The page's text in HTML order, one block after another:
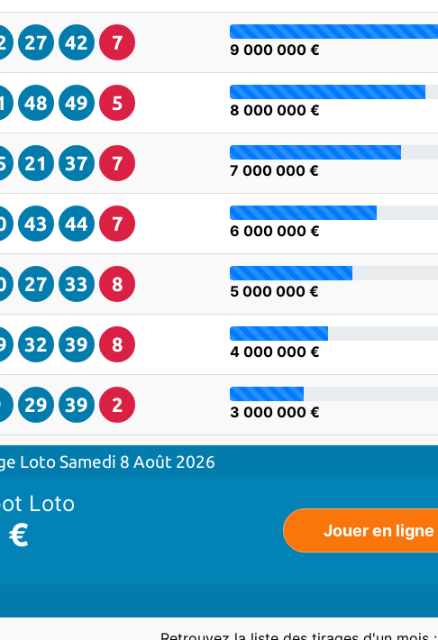
27 42 7 9 000 000 €
48 49 5 8 000 000 €
21 37 7 7 000 000 €
43 44 7 6 000 000 €
27 33 8 5 000 000 €
32 39 8 4 000 000 €
29 39 2 3 000 000 €
Loto Samedi 8 Août 2026
Loto
€ Jouer en ligne